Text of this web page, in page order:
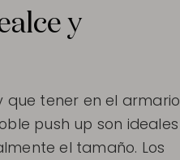
y
que tener en el armario
push up son ideales
el tamaño. Los